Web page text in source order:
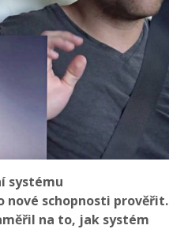
systému
schopnosti prověřit.
na to, jak systém